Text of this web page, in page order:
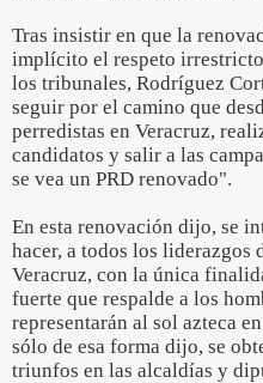
Tras insistir en que la
implícito el respeto
los tribunales, Rodríguez
seguir por el camino que
perredistas en Veracruz,
candidatos y salir a las
se vea un PRD renovado".
En esta renovación dijo, se
hacer, a todos los liderazgos
Veracruz, con la única
fuerte que respalde a los
representarán al sol azteca
sólo de esa forma dijo, se
triunfos en las alcaldías y